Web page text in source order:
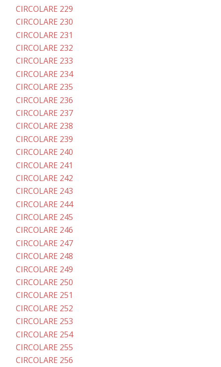
CIRCOLARE 229
CIRCOLARE 230
CIRCOLARE 231
CIRCOLARE 232
CIRCOLARE 233
CIRCOLARE 234
CIRCOLARE 235
CIRCOLARE 236
CIRCOLARE 237
CIRCOLARE 238
CIRCOLARE 239
CIRCOLARE 240
CIRCOLARE 241
CIRCOLARE 242
CIRCOLARE 243
CIRCOLARE 244
CIRCOLARE 245
CIRCOLARE 246
CIRCOLARE 247
CIRCOLARE 248
CIRCOLARE 249
CIRCOLARE 250
CIRCOLARE 251
CIRCOLARE 252
CIRCOLARE 253
CIRCOLARE 254
CIRCOLARE 255
CIRCOLARE 256